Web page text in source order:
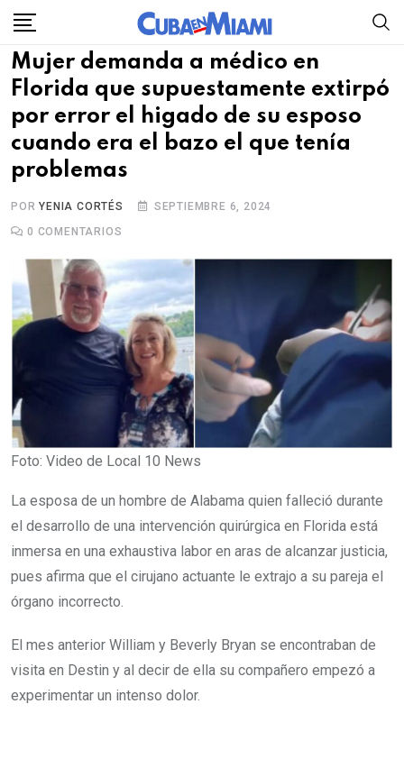
Skip
content
Mujer demanda a médico en
Florida que supuestamente extirpó
por error el higado de su esposo
cuando era el bazo el que tenía
problemas
PORYENIA CORTÉS
SEPTIEMBRE 6, 2024
0 COMENTARIOS
Foto: Video de Local 10 News
La esposa de un hombre de Alabama quien falleció durante
el desarrollo de una intervención quirúrgica en Florida está
inmersa en una exhaustiva labor en aras de alcanzar justicia,
pues afirma que el cirujano actuante le extrajo a su pareja el
órgano incorrecto.
El mes anterior William y Beverly Bryan se encontraban de
visita en Destin y al decir de ella su compañero empezó a
experimentar un intenso dolor.